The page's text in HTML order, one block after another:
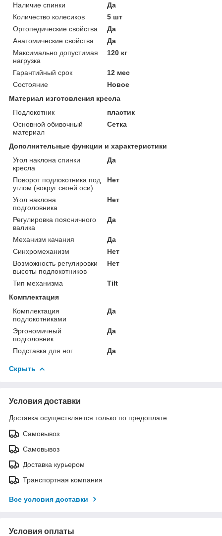
Наличие спинки
Да
Количество колесиков
5 шт
Ортопедические свойства
Да
Анатомические свойства
Да
Максимально допустимая
нагрузка
120 кг
Гарантийный срок
12 мес
Состояние
Новое
Материал изготовления кресла
Подлокотник
пластик
Основной обивочный
материал
Сетка
Дополнительные функции и характеристики
Угол наклона спинки
кресла
Да
Поворот подлокотника под
углом (вокруг своей оси)
Нет
Угол наклона
подголовника
Нет
Регулировка поясничного
валика
Да
Механизм качания
Да
Синхромеханизм
Нет
Возможность регулировки
высоты подлокотников
Нет
Тип механизма
Tilt
Комплектация
Комплектация
подлокотниками
Да
Эргономичный
подголовник
Да
Подставка для ног Да
Скрыть
Условия доставки
Доставка осуществляется только по предоплате.
Самовывоз
Самовывоз
Доставка курьером
Транспортная компания
Все условия доставки
Условия оплаты